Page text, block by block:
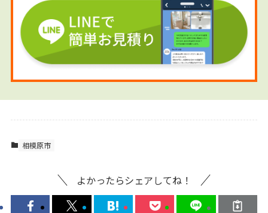
相模原市
よかったらシェアしてね！